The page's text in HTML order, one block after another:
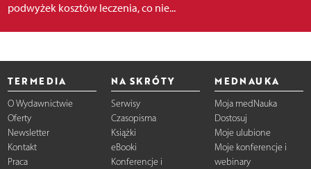
podwyżek kosztów leczenia, co nie...
TERMEDIA
O Wydawnictwie
Oferty
Newsletter
Kontakt
Praca
NA SKRÓTY
Serwisy
Czasopisma
Książki
eBooki
Konferencje i
MEDNAUKA
Moja medNauka
Dostosuj
Moje ulubione
Moje konferencje i
webinary